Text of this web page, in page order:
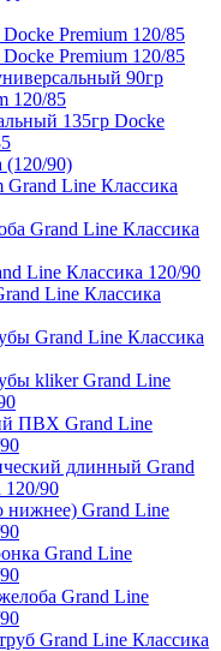
Premium 120/85
Premium 120/85
90гр
120/85
135гр Docke
(120/90)
Line Классика
Grand Line Классика
Line Классика 120/90
Line Классика
Grand Line Классика
kliker Grand Line
ПВХ Grand Line
длинный Grand
120/90
нижнее) Grand Line
Grand Line
Grand Line
Grand Line Классика